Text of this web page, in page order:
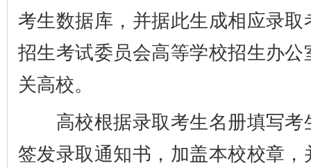
考生数据库，并据此生成相应录
招生考试委员会高等学校招生办
关高校。
高校根据录取考生名册填写考
签发录取通知书，加盖本校校章